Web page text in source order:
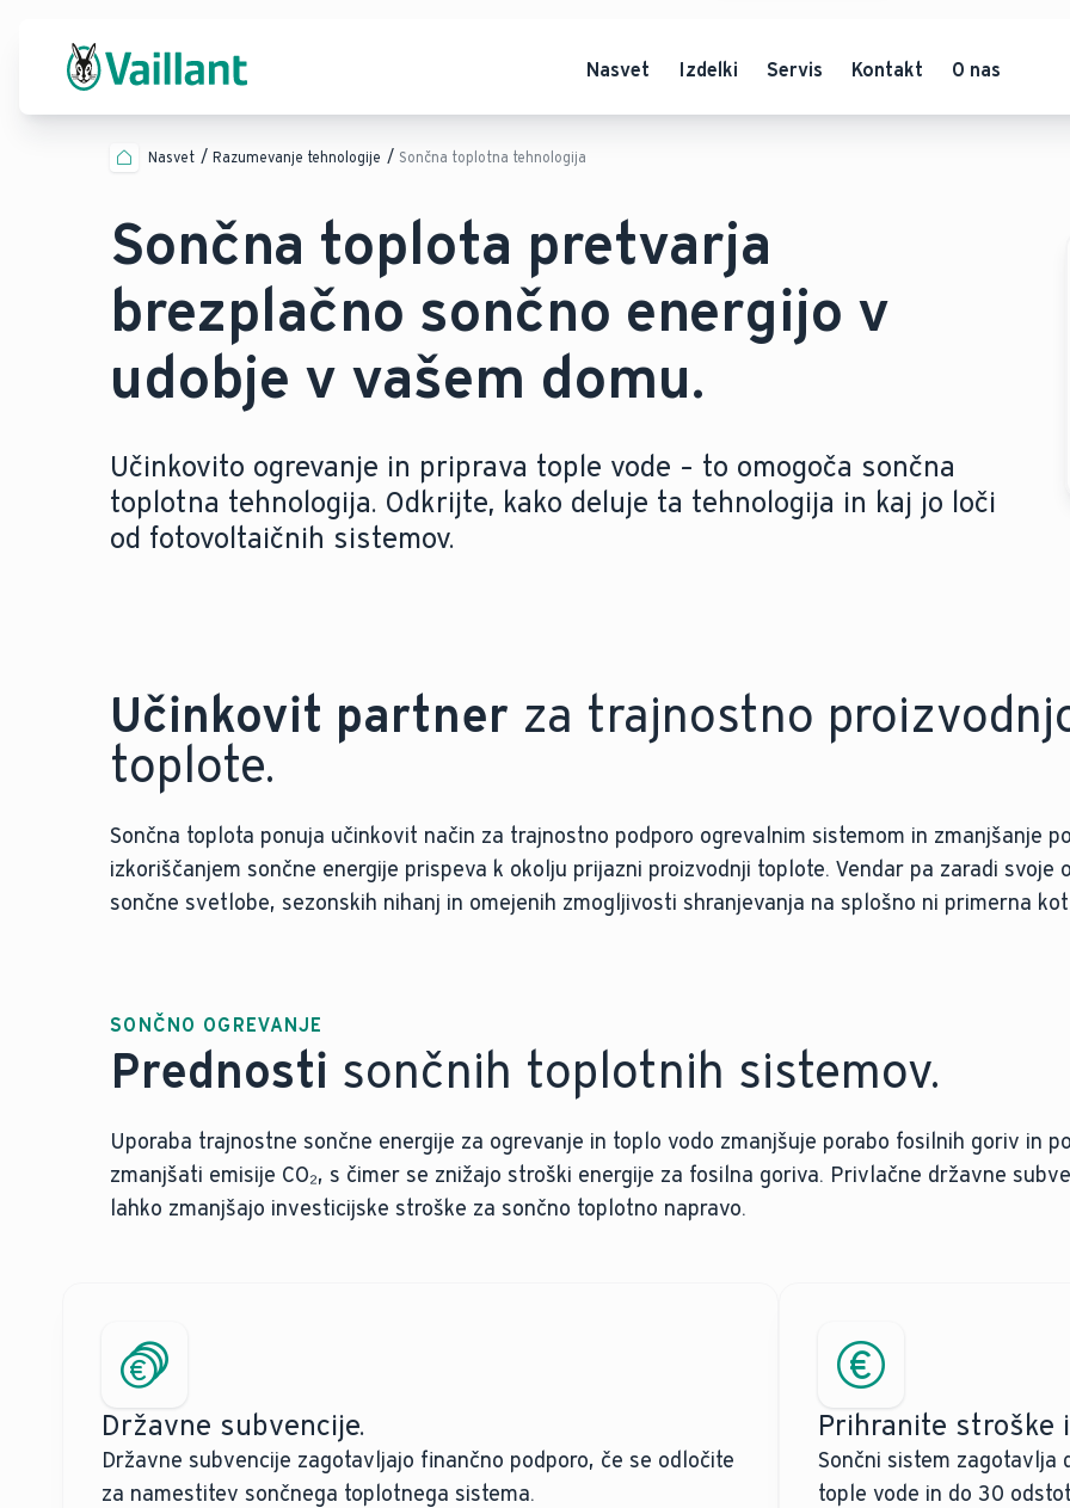
Nasvet Izdelki Servis Kontakt O nas
Nasvet Razumevanje tehnologije Sončna toplotna tehnologija
Sončna toplota pretvarja
brezplačno sončno energijo v
udobje v vašem domu.
Učinkovito ogrevanje in priprava tople vode – to omogoča sončna
toplotna tehnologija. Odkrijte, kako deluje ta tehnologija in kaj jo loči
od fotovoltaičnih sistemov.
Učinkovit partner za trajnostno
toplote.
Sončna toplota ponuja učinkovit način za trajnostno podporo ogrevalnim sistemom in zmanjšanje
izkoriščanjem sončne energije prispeva k okolju prijazni proizvodnji toplote. Vendar pa zaradi svoje
sončne svetlobe, sezonskih nihanj in omejenih zmogljivosti shranjevanja na splošno ni primerna
SONČNO OGREVANJE
Prednosti sončnih toplotnih sistemov.
Uporaba trajnostne sončne energije za ogrevanje in toplo vodo zmanjšuje porabo fosilnih goriv in
zmanjšati emisije CO₂, s čimer se znižajo stroški energije za fosilna goriva. Privlačne državne
lahko zmanjšajo investicijske stroške za sončno toplotno napravo.
Državne subvencije.
Državne subvencije zagotavljajo finančno podporo, če se odločite
za namestitev sončnega toplotnega sistema.
Prihranite stroške
Sončni sistem zagotavlja
tople vode in do 30